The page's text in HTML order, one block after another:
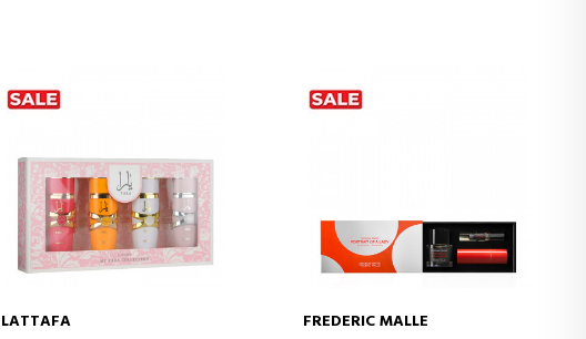
LATTAFA
FREDERIC MALLE